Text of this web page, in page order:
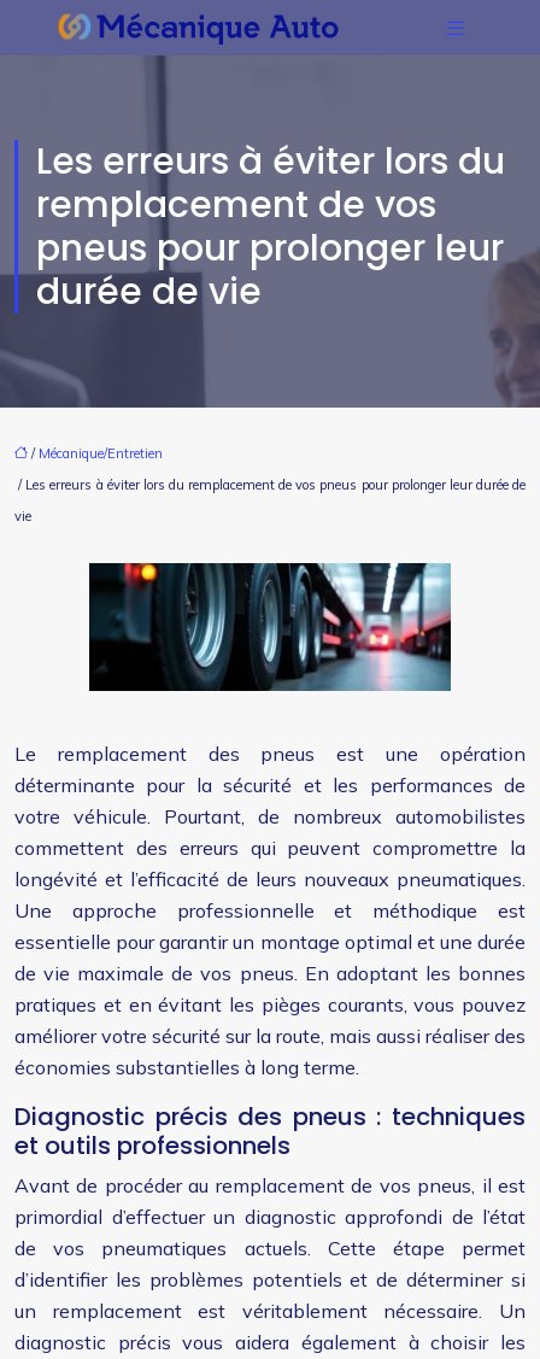
Les erreurs à éviter lors du
remplacement de vos
pneus pour prolonger leur
durée de vie
/ Mécanique/Entretien
/ Les erreurs à éviter lors du remplacement de vos pneus pour prolonger leur durée de
vie
Le remplacement des pneus est une opération
déterminante pour la sécurité et les performances de
votre véhicule. Pourtant, de nombreux automobilistes
commettent des erreurs qui peuvent compromettre la
longévité et l’efficacité de leurs nouveaux pneumatiques.
Une approche professionnelle et méthodique est
essentielle pour garantir un montage optimal et une durée
de vie maximale de vos pneus. En adoptant les bonnes
pratiques et en évitant les pièges courants, vous pouvez
améliorer votre sécurité sur la route, mais aussi réaliser des
économies substantielles à long terme.
Diagnostic précis des pneus : techniques
et outils professionnels
Avant de procéder au remplacement de vos pneus, il est
primordial d’effectuer un diagnostic approfondi de l’état
de vos pneumatiques actuels. Cette étape permet
d’identifier les problèmes potentiels et de déterminer si
un remplacement est véritablement nécessaire. Un
diagnostic précis vous aidera également à choisir les